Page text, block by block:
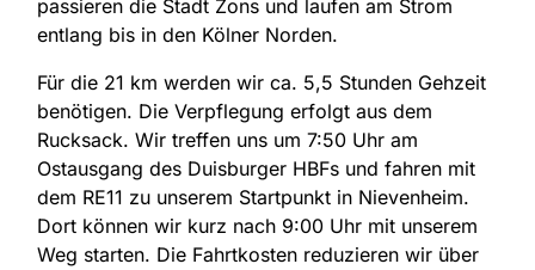
passieren die Stadt Zons und laufen am Strom
entlang bis in den Kölner Norden.
Für die 21 km werden wir ca. 5,5 Stunden Gehzeit
benötigen. Die Verpflegung erfolgt aus dem
Rucksack. Wir treffen uns um 7:50 Uhr am
Ostausgang des Duisburger HBFs und fahren mit
dem RE11 zu unserem Startpunkt in Nievenheim.
Dort können wir kurz nach 9:00 Uhr mit unserem
Weg starten. Die Fahrtkosten reduzieren wir über